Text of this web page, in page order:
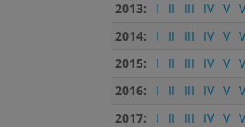
2013:
I II III IV V
2014:
I II III IV V
2015:
I II III IV V
2016:
I II III IV V
2017:
I II III IV V